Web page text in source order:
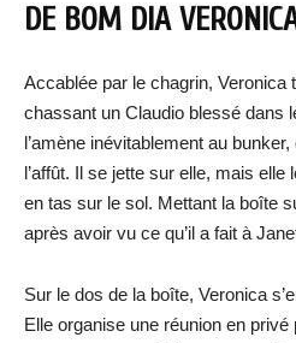
DE BOM DIA
Accablée par le chagrin, Veronica
chassant un Claudio blessé dans
l’amène inévitablement au
l’affût. Il se jette sur elle, mais elle
en tas sur le sol. Mettant la boîte
après avoir vu ce qu’il a fait à
Sur le dos de la boîte, Veronica
Elle organise une réunion en